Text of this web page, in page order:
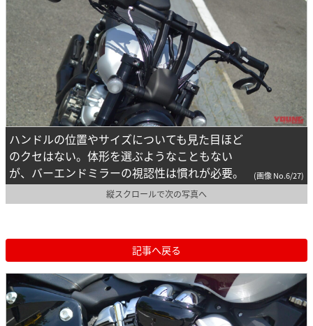
ハンドルの位置やサイズについても見た目ほど
のクセはない。体形を選ぶようなこともない
が、バーエンドミラーの視認性は慣れが必要。
(画像 No.6/27)
縦スクロールで次の写真へ
記事へ戻る